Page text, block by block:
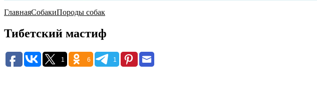
ГлавнаяСобакиПороды собак
Тибетский мастиф
1 6 1